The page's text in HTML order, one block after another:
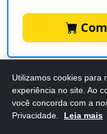
Se você busca uma
Neutrogena Gel
Intensiveé a
Utilizamos cookies para
experiência no site. Ao
você concorda com a
Privacidade.
Leia mais